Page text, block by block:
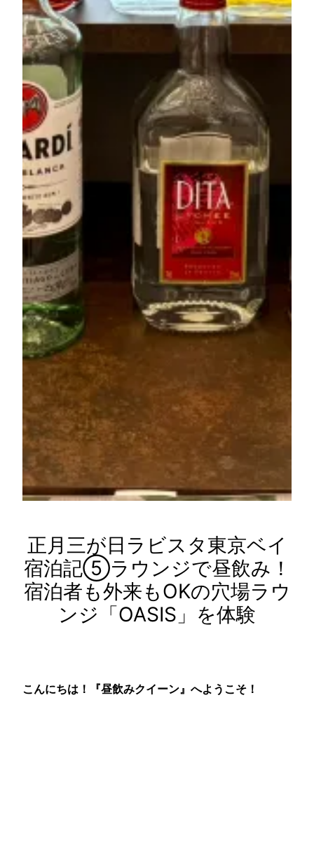
正月三が日ラビスタ東京ベイ
宿泊記⑤ラウンジで昼飲み！
宿泊者も外来もOKの穴場ラウ
ンジ「OASIS」を体験
こんにちは！『昼飲みクイーン』へようこそ！